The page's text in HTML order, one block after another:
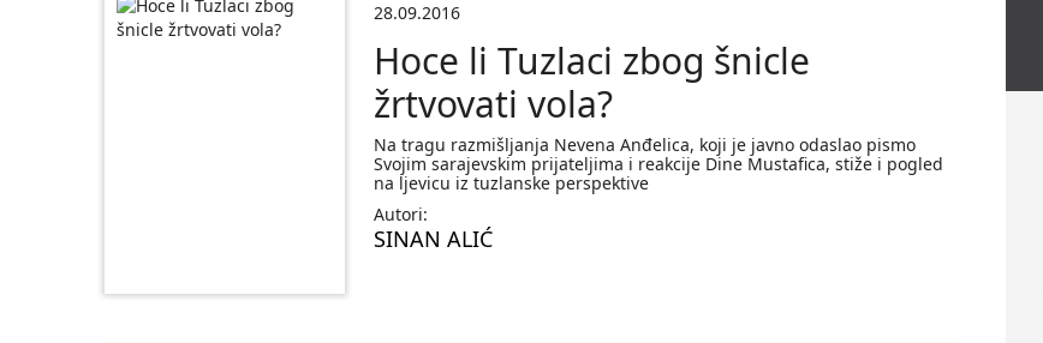
28.09.2016
Hoce li Tuzlaci zbog šnicle
žrtvovati vola?
Na tragu razmišljanja Nevena Anđelica, koji je javno odaslao pismo
Svojim sarajevskim prijateljima i reakcije Dine Mustafica, stiže i pogled
na ljevicu iz tuzlanske perspektive
Autori:
SINAN ALIĆ